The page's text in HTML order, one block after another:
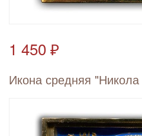
1 450 ₽
Икона средняя